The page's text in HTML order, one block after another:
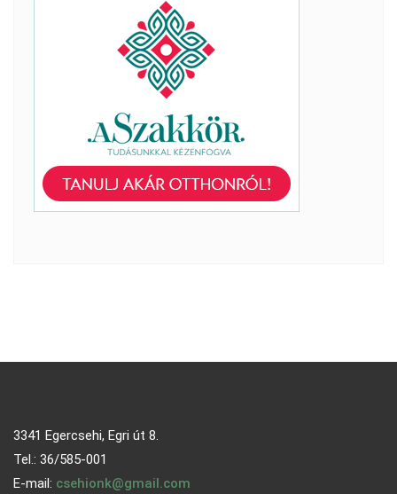
3341 Egercsehi, Egri út 8.
Tel.: 36/585-001
E-mail: csehionk@gmail.com